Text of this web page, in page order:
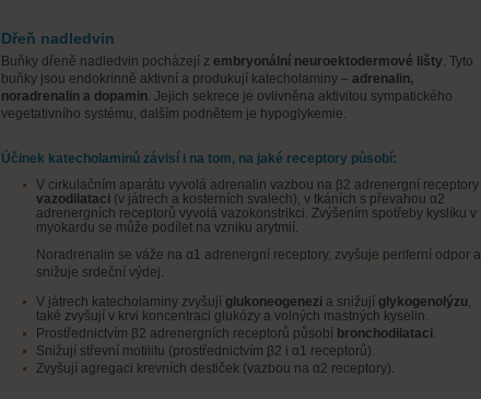
Dřeň nadledvin
Buňky dřeně nadledvin pocházejí z embryonální neuroektodermové lišty. Tyto
buňky jsou endokrinně aktivní a produkují katecholaminy – adrenalin,
noradrenalin a dopamin. Jejich sekrece je ovlivněna aktivitou sympatického
vegetativního systému, dalším podnětem je hypoglykemie.
Účinek katecholaminů závisí i na tom, na jaké receptory působí:
V cirkulačním aparátu vyvolá adrenalin vazbou na β2 adrenergní receptory
vazodilataci (v játrech a kosterních svalech), v tkáních s převahou α2
adrenergních receptorů vyvolá vazokonstrikci. Zvýšením spotřeby kyslíku v
myokardu se může podílet na vzniku arytmií.
Noradrenalin se váže na α1 adrenergní receptory, zvyšuje periferní odpor a
snižuje srdeční výdej.
V játrech katecholaminy zvyšují glukoneogenezi a snižují glykogenolýzu,
také zvyšují v krvi koncentraci glukózy a volných mastných kyselin.
Prostřednictvím β2 adrenergních receptorů působí bronchodilataci.
Snižují střevní motilitu (prostřednictvím β2 i α1 receptorů).
Zvyšují agregaci krevních destiček (vazbou na α2 receptory).